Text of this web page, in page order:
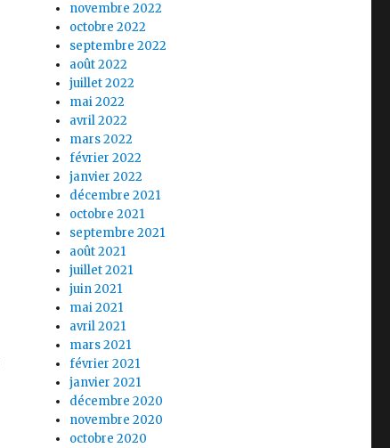
novembre 2022
octobre 2022
septembre 2022
août 2022
juillet 2022
mai 2022
avril 2022
mars 2022
février 2022
janvier 2022
décembre 2021
octobre 2021
septembre 2021
août 2021
juillet 2021
juin 2021
mai 2021
avril 2021
mars 2021
février 2021
janvier 2021
décembre 2020
novembre 2020
octobre 2020